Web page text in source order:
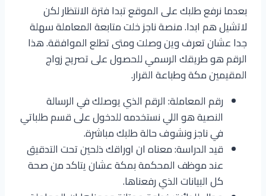
بعدما نرفع طلبك على الموقع تبدا فترة الانتظار لكن
لاتشيل هم ابدا. منصة ناجز خلت متابعة المعاملة سهلة
جدا عشان تعرف وين وصلت ومتى تطلع الموافقة. هذا
الرقم هو طريقك الرسمي للحصول على تصريح زواج
المقيمين مكة وطباعة القرار.
رقم المعاملة: الرقم الذي يوصلك في الرسالة
النصية هو اللي نستخدمه للدخول على قسم طلباتي
في ناجز ونشوف حالة طلبك مباشرة.
قيد الدراسة: معناه ان اوراقك ذلحين تحت التدقيق
عند موظف المحكمة بمكة عشان يتاكد من صحة
كل البيانات الذي رفعناها.